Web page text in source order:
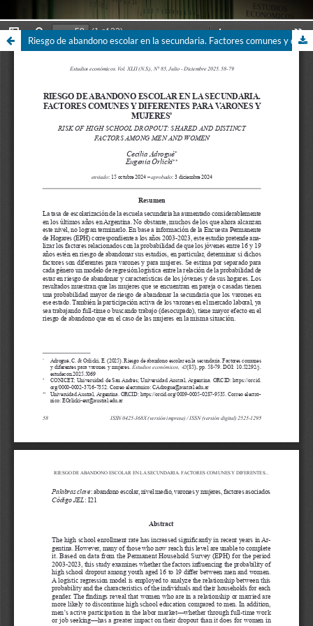
Riesgo de abandono escolar en la secundaria. Factores comunes y diferentes para varones y mujeres